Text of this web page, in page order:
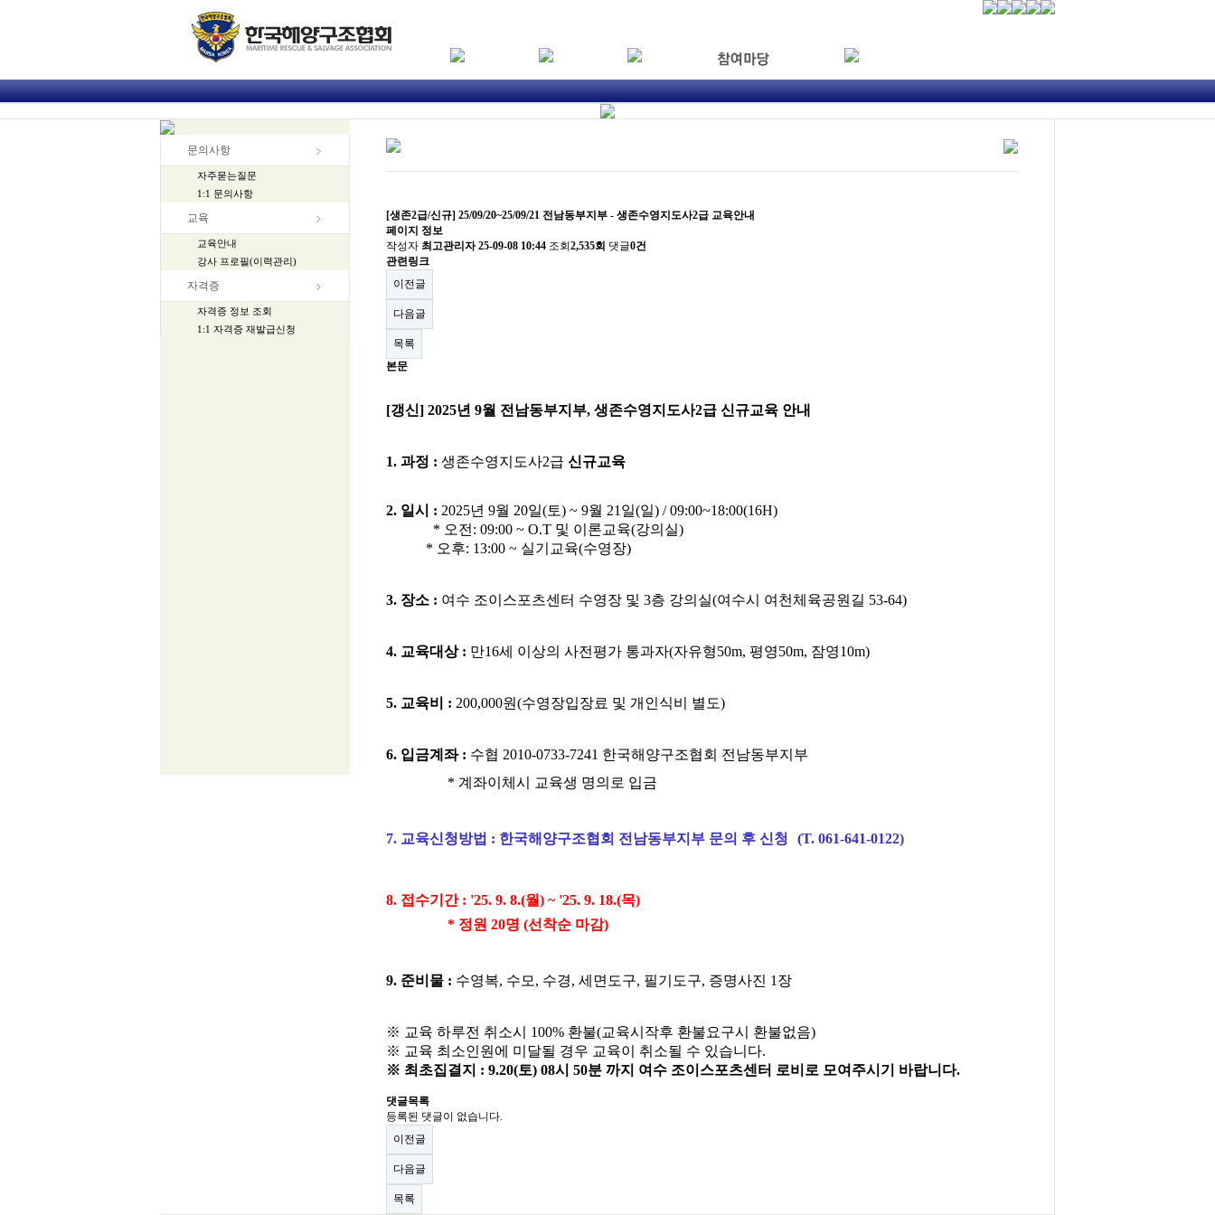
문의사항
자주묻는질문
1:1 문의사항
교육
교육안내
강사 프로필(이력관리)
자격증
자격증 정보 조회
1:1 자격증 재발급신청
[생존2급/신규] 25/09/20~25/09/21 전남동부지부 - 생존수영지도사2급 교육안내
페이지 정보
작성자 최고관리자 25-09-08 10:44조회2,535회 댓글0건
관련링크
이전글
다음글
목록
본문
[갱신] 2025년 9월 전남동부지부, 생존수영지도사2급 신규교육 안내
1. 과정 : 생존수영지도사2급 신규교육
2. 일시 : 2025년 9월 20일(토) ~ 9월 21일(일) / 09:00~18:00(16H)
* 오전: 09:00 ~ O.T 및 이론교육(강의실)
* 오후: 13:00 ~ 실기교육(수영장)
3. 장소 : 여수 조이스포츠센터 수영장 및 3층 강의실(여수시 여천체육공원길 53-64)
4. 교육대상 : 만16세 이상의 사전평가 통과자(자유형50m, 평영50m, 잠영10m)
5. 교육비 : 200,000원(수영장입장료 및 개인식비 별도)
6. 입금계좌: 수협 2010-0733-7241 한국해양구조협회 전남동부지부
* 계좌이체시
교육생 명의로 입금
7. 교육신청방법 : 한국해양구조협회 전남동부지부 문의 후 신청 (T. 061-641-0122)
8. 접수기간 : '25. 9. 8.(월) ~ '25. 9. 18.(목)
* 정원 20명 (선착순 마감)
9. 준비물 : 수영복, 수모, 수경, 세면도구, 필기도구, 증명사진 1장
※ 교육 하루전 취소시 100% 환불(교육시작후 환불요구시 환불없음)
※ 교육 최소인원에 미달될 경우 교육이 취소될 수 있습니다.
※ 최초집결지 : 9.20(토) 08시 50분 까지 여수 조이스포츠센터 로비로 모여주시기 바랍니다.
댓글목록
등록된 댓글이 없습니다.
이전글
다음글
목록